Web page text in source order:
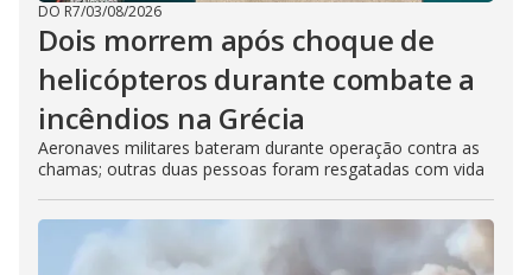
DO R7/03/08/2026
Dois morrem após choque de
helicópteros durante combate a
incêndios na Grécia
Aeronaves militares bateram durante operação contra as
chamas; outras duas pessoas foram resgatadas com vida